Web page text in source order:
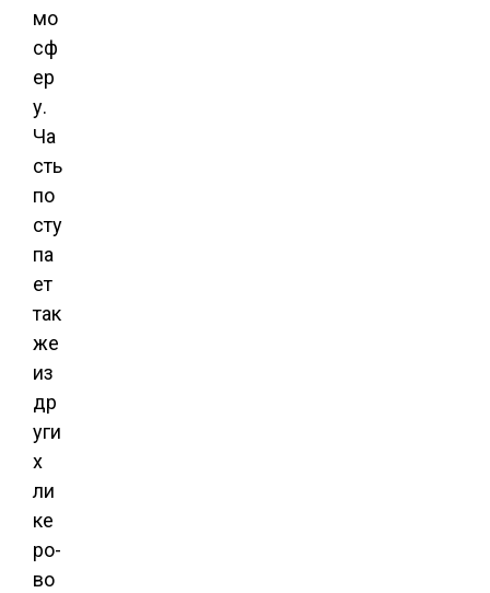
мо
сф
ер
у.
Ча
сть
по
сту
па
ет
так
же
из
др
уги
х
ли
ке
ро-
во